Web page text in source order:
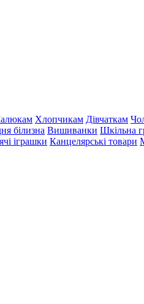
Хлопчикам Дівчаткам
білизна Вишиванки Шкільна
іграшки Канцелярські товари